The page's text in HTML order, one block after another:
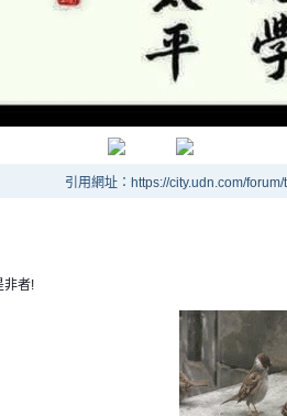
引用網址：https://city.udn.com/
非者!